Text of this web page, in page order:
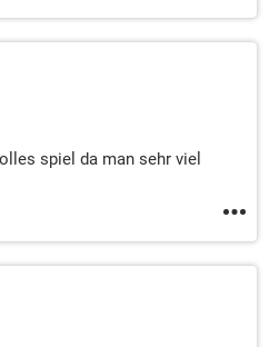
spiel da man sehr viel